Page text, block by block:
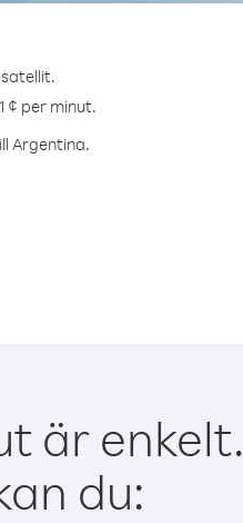
¢ per minut.
Argentina.
är enkelt.
du: